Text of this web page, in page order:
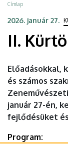
Morzsa
Címlap
2026. január 27.
II.
Előadásokkal,
és számos
január 27-én,
fejlődésüket
Program: